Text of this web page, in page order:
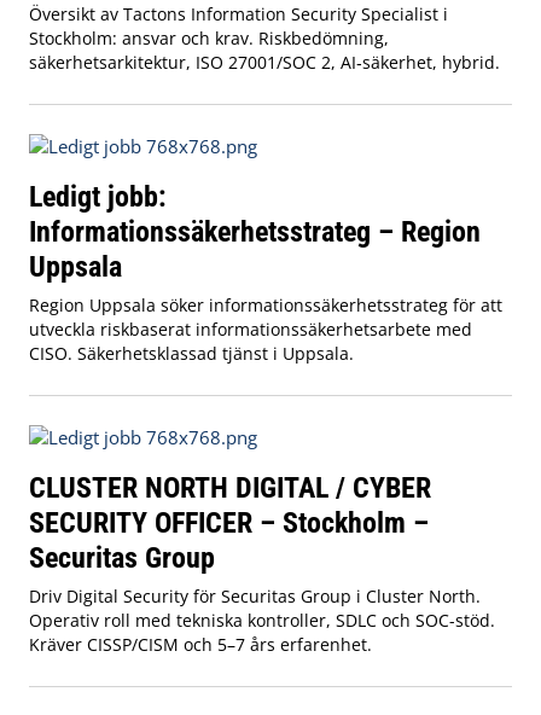
Översikt av Tactons Information Security Specialist i
Stockholm: ansvar och krav. Riskbedömning,
säkerhetsarkitektur, ISO 27001/SOC 2, AI‑säkerhet, hybrid.
Ledigt jobb:
Informationssäkerhetsstrateg – Region
Uppsala
Region Uppsala söker informationssäkerhetsstrateg för att
utveckla riskbaserat informationssäkerhetsarbete med
CISO. Säkerhetsklassad tjänst i Uppsala.
CLUSTER NORTH DIGITAL / CYBER
SECURITY OFFICER – Stockholm –
Securitas Group
Driv Digital Security för Securitas Group i Cluster North.
Operativ roll med tekniska kontroller, SDLC och SOC-stöd.
Kräver CISSP/CISM och 5–7 års erfarenhet.